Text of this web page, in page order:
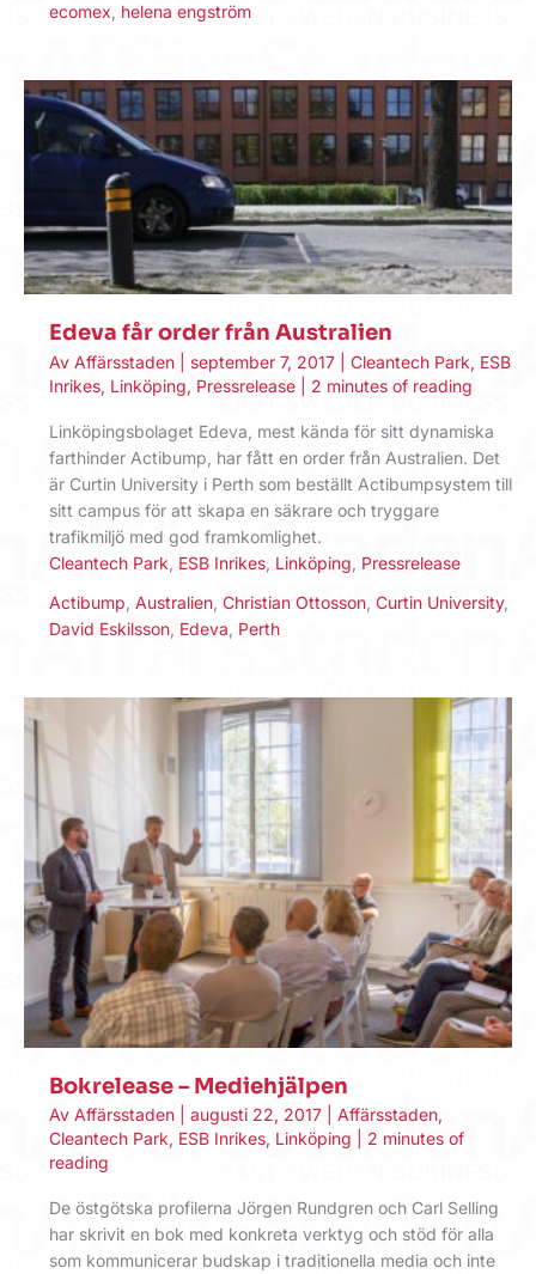
ecomex helena engström
Edeva får order från Australien
Av Affärsstaden september 7, 2017 Cleantech Park, ESB
Inrikes, Linköping, Pressrelease 2 minutes of reading
Linköpingsbolaget Edeva, mest kända för sitt dynamiska
farthinder Actibump, har fått en order från Australien. Det
är Curtin University i Perth som beställt Actibumpsystem till
sitt campus för att skapa en säkrare och tryggare
trafikmiljö med god framkomlighet.
Cleantech Park ESB Inrikes Linköping Pressrelease
Actibump Australien Christian Ottosson Curtin University,
David Eskilsson Edeva Perth
Bokrelease – Mediehjälpen
Av Affärsstaden augusti 22, 2017 Affärsstaden,
Cleantech Park, ESB Inrikes, Linköping
2 minutes of
reading
De östgötska profilerna Jörgen Rundgren och Carl Selling
har skrivit en bok med konkreta verktyg och stöd för alla
som kommunicerar budskap i traditionella media och inte